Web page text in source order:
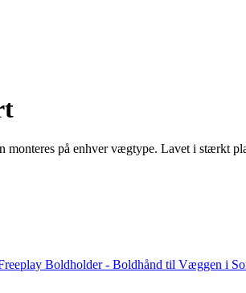
på enhver vægtype. Lavet i stærkt
Boldholder - Boldhånd til Væggen i